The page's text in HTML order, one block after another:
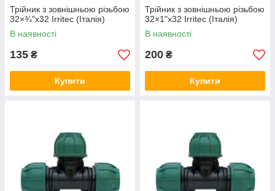
Трійник з зовнішньою різьбою
32×¾"x32 Irritec (Італія)
В наявності
135 ₴
Купити
Трійник з зовнішньою різьбою
32×1"x32 Irritec (Італія)
В наявності
200 ₴
Купити